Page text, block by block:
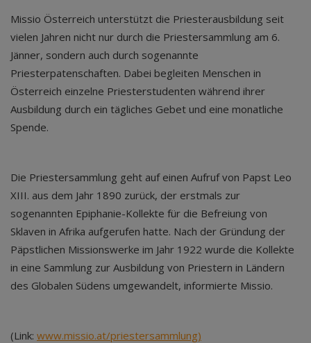
Missio Österreich unterstützt die Priesterausbildung seit
vielen Jahren nicht nur durch die Priestersammlung am 6.
Jänner, sondern auch durch sogenannte
Priesterpatenschaften. Dabei begleiten Menschen in
Österreich einzelne Priesterstudenten während ihrer
Ausbildung durch ein tägliches Gebet und eine monatliche
Spende.
Die Priestersammlung geht auf einen Aufruf von Papst Leo
XIII. aus dem Jahr 1890 zurück, der erstmals zur
sogenannten Epiphanie-Kollekte für die Befreiung von
Sklaven in Afrika aufgerufen hatte. Nach der Gründung der
Päpstlichen Missionswerke im Jahr 1922 wurde die Kollekte
in eine Sammlung zur Ausbildung von Priestern in Ländern
des Globalen Südens umgewandelt, informierte Missio.
(Link: www.missio.at/priestersammlung)